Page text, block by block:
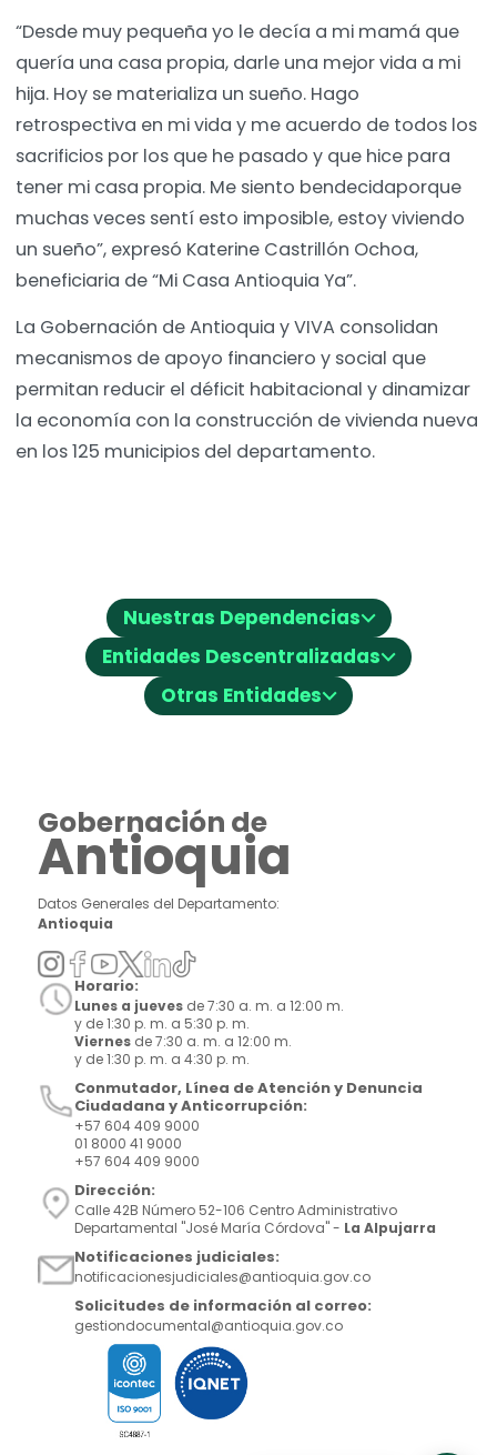
“Desde muy pequeña yo le decía a mi mamá que
quería una casa propia, darle una mejor vida a mi
hija. Hoy se materializa un sueño. Hago
retrospectiva en mi vida y me acuerdo de todos los
sacrificios por los que he pasado y que hice para
tener mi casa propia. Me siento bendecidaporque
muchas veces sentí esto imposible, estoy viviendo
un sueño”, expresó Katerine Castrillón Ochoa,
beneficiaria de “Mi Casa Antioquia Ya”.
La Gobernación de Antioquia y VIVA consolidan
mecanismos de apoyo financiero y social que
permitan reducir el déficit habitacional y dinamizar
la economía con la construcción de vivienda nueva
en los 125 municipios del departamento.
Nuestras Dependencias⌵
Entidades Descentralizadas⌵
Otras Entidades⌵
Gobernación de
Antioquia
Datos Generales del Departamento:
Antioquia
Horario:
Lunes a jueves de 7:30 a. m. a 12:00 m.
y de 1:30 p. m. a 5:30 p. m.
Viernes de 7:30 a. m. a 12:00 m.
y de 1:30 p. m. a 4:30 p. m.
Conmutador, Línea de Atención y Denuncia
Ciudadana y Anticorrupción:
+57 604 409 9000
01 8000 41 9000
+57 604 409 9000
Dirección:
Calle 42B Número 52-106 Centro Administrativo
Departamental "José María Córdova" - La Alpujarra
Notificaciones judiciales:
notificacionesjudiciales@antioquia.gov.co
Solicitudes de información al correo:
gestiondocumental@antioquia.gov.co